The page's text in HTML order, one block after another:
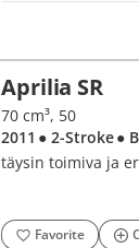
Aprilia SR
70 cm³, 50
2011 ● 2-Stroke●
täysin toimiva ja
Favorite